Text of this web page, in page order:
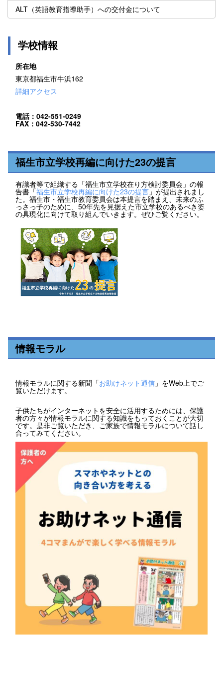
ALT（英語教育指導助手）への交付金について
学校情報
所在地
東京都福生市牛浜162
詳細アクセス
電話：042-551-0249
FAX：042-530-7442
福生市立学校再編に向けた23の提言
有識者等で組織する「福生市立学校在り方検討委員会」の報
告書「福生市立学校再編に向けた23の提言」が提出されまし
た。福生市・福生市教育委員会は本提言を踏まえ、未来のふ
っさっ子のために、50年先を見据えた市立学校のあるべき姿
の具現化に向けて取り組んでいきます。ぜひご覧ください。
情報モラル
情報モラルに関する新聞「お助けネット通信 」をWeb上でご
覧いただけます。
子供たちがインターネットを安全に活用するためには、保護
者の方々が情報モラルに関する知識をもっておくことが大切
です。是非ご覧いただき、ご家族で情報モラルについて話し
合ってみてください。